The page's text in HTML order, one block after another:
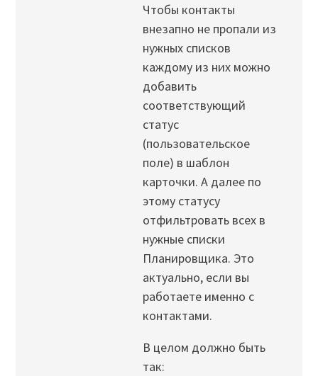
Чтобы контакты
внезапно не пропали из
нужных списков
каждому из них можно
добавить
соответствующий
статус
(пользовательское
поле) в шаблон
карточки. А далее по
этому статусу
отфильтровать всех в
нужные списки
Планировщика. Это
актуально, если вы
работаете именно с
контактами.
В целом должно быть
так: